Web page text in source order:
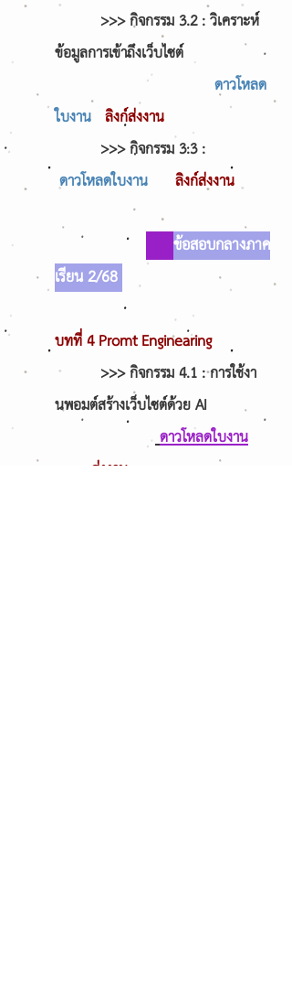
>>> กิจกรรม 3.2 : วิเคราะห์
ข้อมูลการเข้าถึงเว็บไซต์
ดาวโหลด
ใบงาน ลิงก์ส่งงาน
>>> กิจกรรม 3.3 :
ดาวโหลดใบงาน
ลิงก์ส่งงาน
ข้อสอบกลางภาค
เรียน 2/68
บทที่ 4Promt Enginearing
>>> กิจกรรม 4.1 : การใช้งา
นพอมต์สร้างเว็บไซต์ด้วย AI
ดาวโหลดใบงาน
ส่งงาน